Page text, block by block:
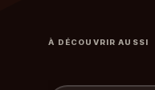
À DÉCOUVRIR AUSSI